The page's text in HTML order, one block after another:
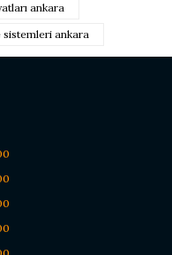
ankara
sistemleri ankara